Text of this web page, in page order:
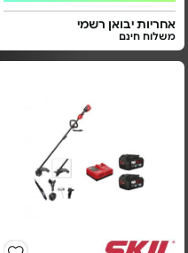
אחריות יבואן רשמי
משלוח חינם